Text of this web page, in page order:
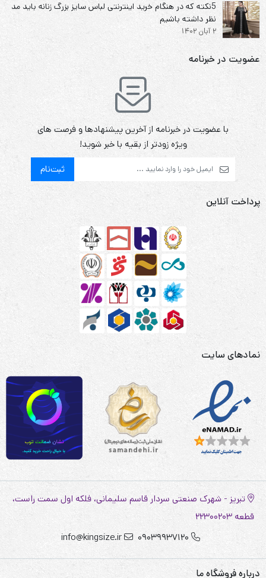
5نکته که در هنگام خرید اینترنتی لباس سایز بزرگ زنانه باید مد
نظر داشته باشیم
2 آبان 1402
عضویت در خبرنامه
با عضویت در خبرنامه از آخرین پیشنهادها و فرصت های
ویژه زودتر از بقیه با خبر شوید!
ثبت‌نام
پرداخت آنلاین
نمادهای سایت
تبریز - شهرک صنعتی سردار قاسم سلیمانی، فلکه اول سمت راست،
قطعه 22300203
09039937120
info@kingsize.ir
درباره فروشگاه ما